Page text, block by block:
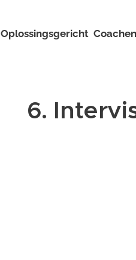
Oplossingsgericht Coachen
6.